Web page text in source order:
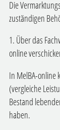
Die
zuständigen
1. Über das
online
In MelBA-online
(vergleiche
Bestand
haben.